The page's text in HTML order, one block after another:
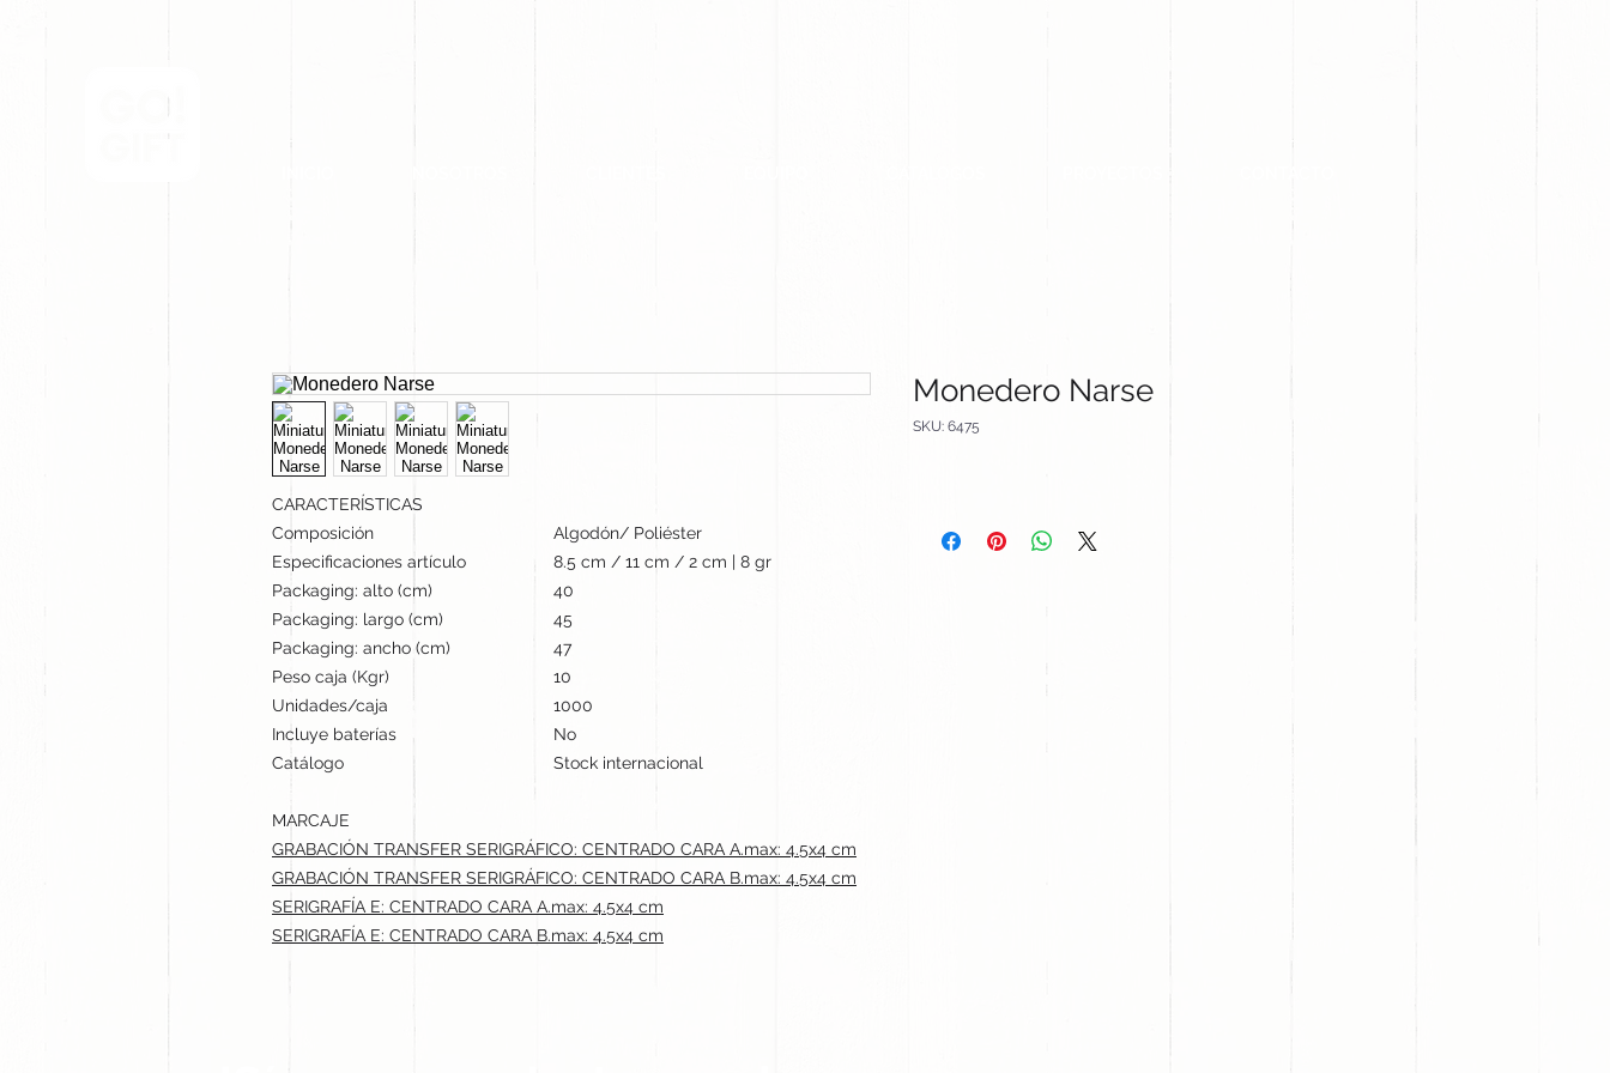
CARACTERÍSTICAS
Composición
Algodón/ Poliéster
Especificaciones artículo
8.5 cm / 11 cm / 2 cm | 8 gr
Packaging: alto (cm)
40
Packaging: largo (cm)
45
Packaging: ancho (cm)
47
Peso caja (Kgr)
10
Unidades/caja
1000
Incluye baterías
No
Catálogo
Stock internacional
MARCAJE
GRABACIÓN TRANSFER SERIGRÁFICO: CENTRADO CARA A.max: 4.5x4 cm
GRABACIÓN TRANSFER SERIGRÁFICO: CENTRADO CARA B.max: 4.5x4 cm
SERIGRAFÍA E: CENTRADO CARA A.max: 4.5x4 cm
SERIGRAFÍA E: CENTRADO CARA B.max: 4.5x4 cm
Monedero Narse
SKU: 6475